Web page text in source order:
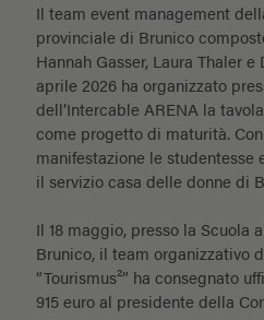
Il team event management
provinciale di Brunico
Hannah Gasser, Laura Thaler
aprile 2026 ha organizzato
dell’Intercable ARENA la
come progetto di maturità.
manifestazione le
il servizio casa delle donne di
Il 18 maggio, presso la Scuola
Brunico, il team organizzativo
“Tourismus²” ha consegnato
915 euro al presidente della